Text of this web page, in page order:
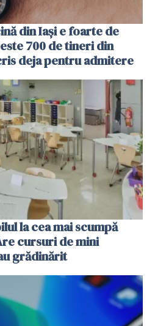
din Iași e foarte de
700 de tineri din
deja pentru admitere
la cea mai scumpă
cursuri de mini
grădinărit